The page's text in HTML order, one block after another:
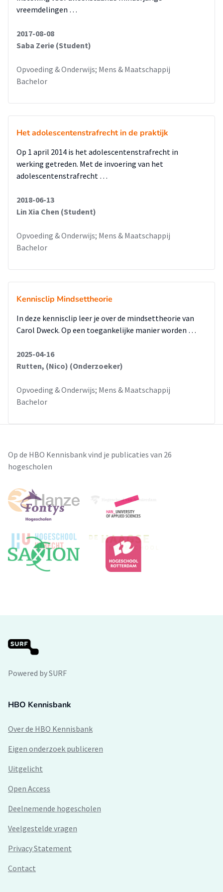
vreemdelingen …
2017-08-08
Saba Zerie (Student)
Opvoeding & Onderwijs; Mens & Maatschappij
Bachelor
Het adolescentenstrafrecht in de praktijk
Op 1 april 2014 is het adolescentenstrafrecht in
werking getreden. Met de invoering van het
adolescentenstrafrecht …
2018-06-13
Lin Xia Chen (Student)
Opvoeding & Onderwijs; Mens & Maatschappij
Bachelor
Kennisclip Mindsettheorie
In deze kennisclip leer je over de mindsettheorie van
Carol Dweck. Op een toegankelijke manier worden …
2025-04-16
Rutten, (Nico) (Onderzoeker)
Opvoeding & Onderwijs; Mens & Maatschappij
Bachelor
Op de HBO Kennisbank vind je publicaties van 26
hogescholen
Powered by SURF
HBO Kennisbank
Over de HBO Kennisbank
Eigen onderzoek publiceren
Uitgelicht
Open Access
Deelnemende hogescholen
Veelgestelde vragen
Privacy Statement
Contact